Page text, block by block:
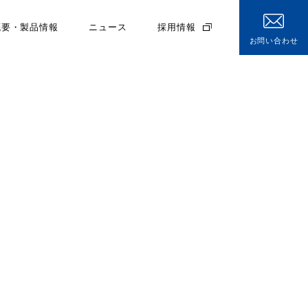
・製品情報 ニュース 採用情報
お問い合わせ